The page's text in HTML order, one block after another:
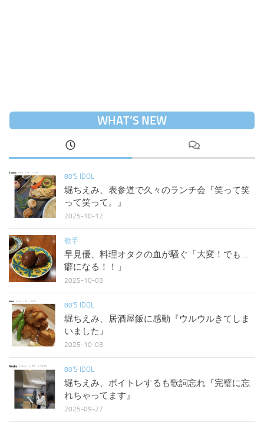
WHAT’S NEW
80'S IDOL
堀ちえみ、表参道で久々のランチ会『笑って笑
って笑って。』
2025-10-12
歌手
早見優、料理オタクの血が騒ぐ「大変！でも…
癖になる！！」
2025-10-03
80'S IDOL
堀ちえみ、居酒屋飯に感動『ウルウルきてしま
いました』
2025-10-03
80'S IDOL
堀ちえみ、ボイトレするも歌詞忘れ『完璧に忘
れちゃってます』
2025-09-27